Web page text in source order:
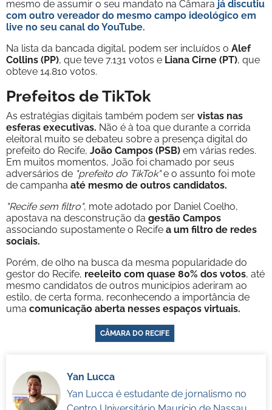
mesmo de assumir o seu mandato na Câmara já discutiu
com outro vereador do mesmo campo ideológico em
live no seu canal do YouTube.
Na lista da bancada digital, podem ser incluídos o Alef
Collins (PP), que teve 7.131 votos e Liana Cirne (PT), que
obteve 14.810 votos.
Prefeitos de TikTok
As estratégias digitais também podem ser vistas nas
esferas executivas. Não é à toa que durante a corrida
eleitoral muito se debateu sobre a presença digital do
prefeito do Recife, João Campos (PSB) em várias redes.
Em muitos momentos, João foi chamado por seus
adversários de "prefeito do TikTok"e o assunto foi mote
de campanha até mesmo de outros candidatos.
"Recife sem filtro", mote adotado por Daniel Coelho,
apostava na desconstrução da gestão Campos
associando supostamente o Recife a um filtro de redes
sociais.
Porém, de olho na busca da mesma popularidade do
gestor do Recife, reeleito com quase 80% dos votos, até
mesmo candidatos de outros municípios aderiram ao
estilo, de certa forma, reconhecendo a importância de
uma comunicação aberta nesses espaços virtuais.
CÂMARA DO RECIFE
Yan Lucca
Yan Lucca é estudante de jornalismo no